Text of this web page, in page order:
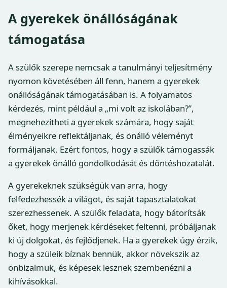
A gyerekek önállóságának
támogatása
A szülők szerepe nemcsak a tanulmányi teljesítmény
nyomon követésében áll fenn, hanem a gyerekek
önállóságának támogatásában is. A folyamatos
kérdezés, mint például a „mi volt az iskolában?”,
megnehezítheti a gyerekek számára, hogy saját
élményeikre reflektáljanak, és önálló véleményt
formáljanak. Ezért fontos, hogy a szülők támogassák
a gyerekek önálló gondolkodását és döntéshozatalát.
A gyerekeknek szükségük van arra, hogy
felfedezhessék a világot, és saját tapasztalatokat
szerezhessenek. A szülők feladata, hogy bátorítsák
őket, hogy merjenek kérdéseket feltenni, próbáljanak
ki új dolgokat, és fejlődjenek. Ha a gyerekek úgy érzik,
hogy a szüleik bíznak bennük, akkor növekszik az
önbizalmuk, és képesek lesznek szembenézni a
kihívásokkal.